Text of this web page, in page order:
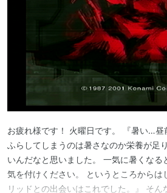
反メタルギア財団「フィランソロピー
ソリッド・スネークは、新型メタルギ
情報を掴む。同じくフィランソロピ
無線サポートを受け、新型メタルギア
ハドソン川を航行中の偽装タンカーへ
だが、その潜入に時を合わせたかのよ
よって制圧される・・・。
【 プラント編 】
スネークが潜入したタンカーの沈没事
流出した大量の油を処理する為、マン
お疲れ様です！ 火曜日です。 『暑い…
ふらしてしまうのは暑さなのか栄養が足
いんだなと思いました。 一気に暑くな
気を付けください。 というところから
リッドとの出会いはこれでした。』 そ